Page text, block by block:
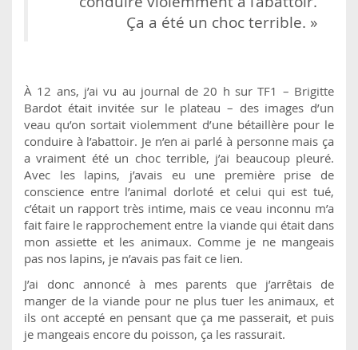
Ça a été un choc terrible. »
À 12 ans, j’ai vu au journal de 20 h sur TF1 – Brigitte
Bardot était invitée sur le plateau – des images d’un
veau qu’on sortait violemment d’une bétaillère pour le
conduire à l’abattoir. Je n’en ai parlé à personne mais ça
a vraiment été un choc terrible, j’ai beaucoup pleuré.
Avec les lapins, j’avais eu une première prise de
conscience entre l’animal dorloté et celui qui est tué,
c’était un rapport très intime, mais ce veau inconnu m’a
fait faire le rapprochement entre la viande qui était dans
mon assiette et les animaux. Comme je ne mangeais
pas nos lapins, je n’avais pas fait ce lien.
J’ai donc annoncé à mes parents que j’arrêtais de
manger de la viande pour ne plus tuer les animaux, et
ils ont accepté en pensant que ça me passerait, et puis
je mangeais encore du poisson, ça les rassurait.